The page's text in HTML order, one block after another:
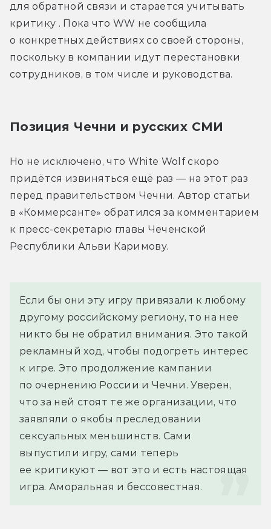
для обратной связи и старается учитывать
критику . Пока что WW не сообщила
о конкретных действиях со своей стороны,
поскольку в компании идут перестановки
сотрудников, в том числе и руководства.
Позиция Чечни и русских СМИ
Но не исключено, что White Wolf скоро
придётся извиняться ещё раз — на этот раз
перед правительством Чечни. Автор статьи
в «Коммерсанте» обратился за комментарием
к пресс-секретарю главы Чеченской
Республики Альви Каримову.
Если бы они эту игру привязали к любому
другому российскому региону, то на нее
никто бы не обратил внимания. Это такой
рекламный ход, чтобы подогреть интерес
к игре. Это продолжение кампании
по очернению России и Чечни. Уверен,
что за ней стоят те же организации, что
заявляли о якобы преследовании
сексуальных меньшинств. Сами
выпустили игру, сами теперь
ее критикуют — вот это и есть настоящая
игра. Аморальная и бессовестная.